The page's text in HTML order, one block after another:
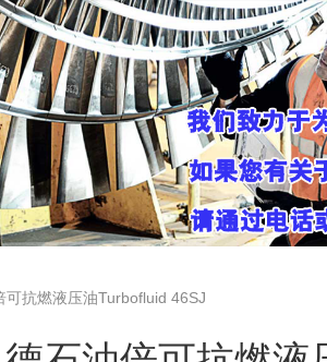
可抗燃液压油Turbofluid 46SJ